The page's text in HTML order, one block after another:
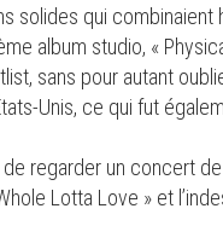
solides qui
album studio, «
sans pour autant
Unis, ce qui fut
regarder un concert
Lotta Love » et